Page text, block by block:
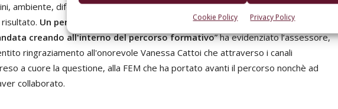
Cookie Policy Privacy Policy
ambiente, difesa idrogeologica e enti locali, Giulia Zanotelli: “Non possiamo che
Un percorso iniziato un anno fa, che voleva risolvere la situazione di
creando all'interno del percorso formativo” ha evidenziato l’assessore,
ringraziamento all'onorevole Vanessa Cattoi che attraverso i canali
a cuore la questione, alla FEM che ha portato avanti il percorso nonchè ad
collaborato.